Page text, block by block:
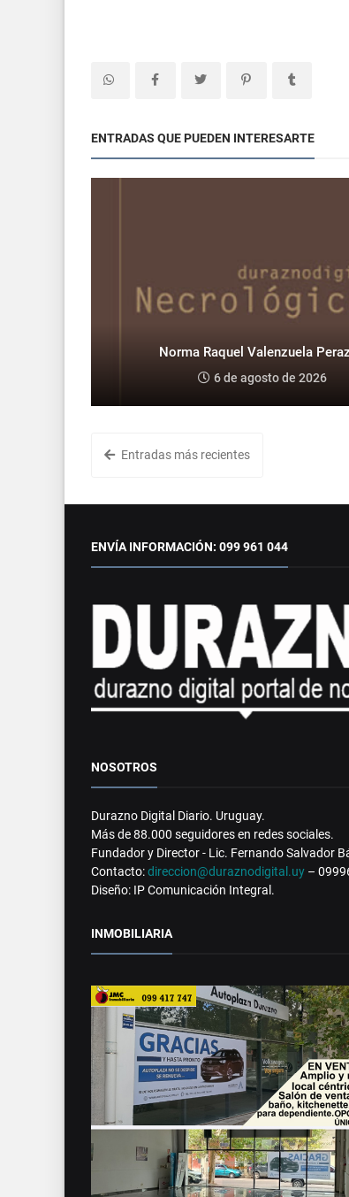
ENTRADAS QUE PUEDEN INTERESARTE
Norma Raquel Valenzuela
6 de agosto de 2026
Entradas más recientes
ENVÍA INFORMACIÓN: 099 961 044
NOSOTROS
Durazno Digital Diario. Uruguay.
Más de 88.000 seguidores en redes sociales.
Fundador y Director - Lic. Fernando Salvador
Contacto:direccion@duraznodigital.uy –
Diseño: IP Comunicación Integral.
INMOBILIARIA